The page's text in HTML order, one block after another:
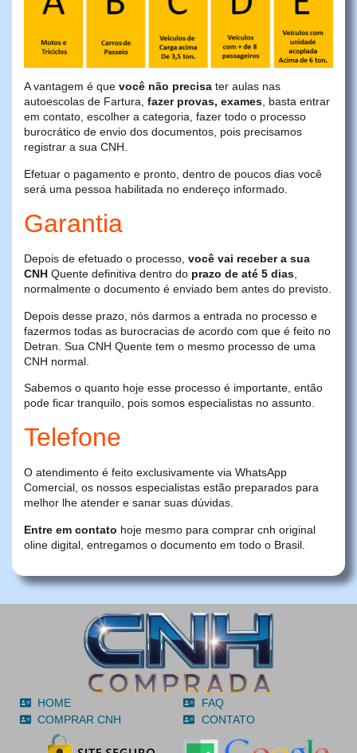
A vantagem é que você não precisa ter aulas nas
autoescolas de Fartura, fazer provas, exames, basta entrar
em contato, escolher a categoria, fazer todo o processo
burocrático de envio dos documentos, pois precisamos
registrar a sua CNH.
Efetuar o pagamento e pronto, dentro de poucos dias você
será uma pessoa habilitada no endereço informado.
Garantia
Depois de efetuado o processo, você vai receber a sua
CNH Quente definitiva dentro do prazo de até 5 dias,
normalmente o documento é enviado bem antes do previsto.
Depois desse prazo, nós darmos a entrada no processo e
fazermos todas as burocracias de acordo com que é feito no
Detran. Sua CNH Quente tem o mesmo processo de uma
CNH normal.
Sabemos o quanto hoje esse processo é importante, então
pode ficar tranquilo, pois somos especialistas no assunto.
Telefone
O atendimento é feito exclusivamente via WhatsApp
Comercial, os nossos especialistas estão preparados para
melhor lhe atender e sanar suas dúvidas.
Entre em contato hoje mesmo para comprar cnh original
oline digital, entregamos o documento em todo o Brasil.
HOME
COMPRAR CNH
FAQ
CONTATO